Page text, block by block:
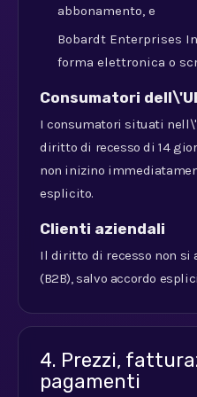
abbonamento, e
Bobardt Enterprises
forma elettronica o
Consumatori
I consumatori situati
diritto di recesso di 14
non inizino
esplicito.
Clienti aziendali
Il diritto di recesso non si
(B2B), salvo accordo
4. Prezzi,
pagamenti